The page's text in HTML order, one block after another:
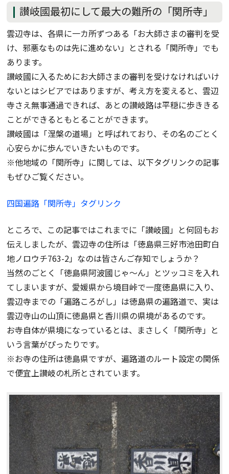
讃岐國最初にして最大の難所の「関所寺」
雲辺寺は、各県に一カ所ずつある「お大師さまの審判を受
け、邪悪なものは先に進めない」とされる「関所寺」でも
あります。
讃岐國に入るためにお大師さまの審判を受けなければいけ
ないとはシビアではありますが、考え方を変えると、雲辺
寺さえ無事通過できれば、あとの讃岐路は平穏に歩ききる
ことができるともとることができます。
讃岐國は「涅槃の道場」と呼ばれており、その名のごとく
心安らかに歩んでいきたいものです。
※他地域の「関所寺」に関しては、以下タグリンクの記事
もぜひご覧ください。
四国遍路「関所寺」タグリンク
ところで、この記事ではこれまでに「讃岐國」と何回もお
伝えしましたが、雲辺寺の住所は「徳島県三好市池田町白
地ノロウチ763-2」なのは皆さんご存知でしょうか？
当然のごとく「徳島県阿波國じゃ～ん」とツッコミを入れ
てしまいますが、愛媛県から境目峠で一度徳島県に入り、
雲辺寺までの「遍路ころがし」は徳島県の遍路道で、実は
雲辺寺山の山頂に徳島県と香川県の県境があるのです。
お寺自体が県境になっているとは、まさしく「関所寺」と
いう言葉がぴったりです。
※お寺の住所は徳島県ですが、遍路道のルート設定の関係
で便宜上讃岐の札所とされています。